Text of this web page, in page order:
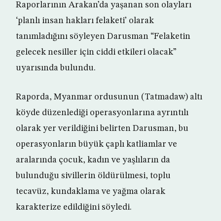
Raporlarının Arakan’da yaşanan son olayları
‘planlı insan hakları felaketi’ olarak
tanımladığını söyleyen Darusman “Felaketin
gelecek nesiller için ciddi etkileri olacak”
uyarısında bulundu.
Raporda, Myanmar ordusunun (Tatmadaw) altı
köyde düzenlediği operasyonlarına ayrıntılı
olarak yer verildiğini belirten Darusman, bu
operasyonların büyük çaplı katliamlar ve
aralarında çocuk, kadın ve yaşlıların da
bulunduğu sivillerin öldürülmesi, toplu
tecavüz, kundaklama ve yağma olarak
karakterize edildiğini söyledi.